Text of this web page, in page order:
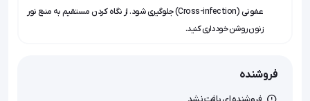
عفونی (Cross-infection) جلوگیری شود. از نگاه کردن مستقیم به منبع نور
زنون روشن خودداری کنید.
فروشنده